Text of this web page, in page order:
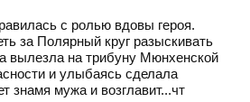
с ролью вдовы героя.
за Полярный круг разыскивать
вылезла на трибуну Мюнхенской
и улыбаясь сделала
знамя мужа и возглавит...чт